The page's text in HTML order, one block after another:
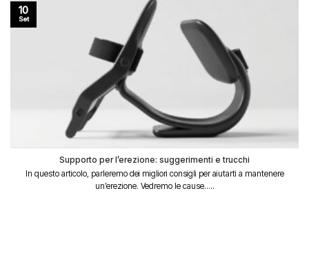
Supporto per l’erezione: suggerimenti e trucchi
In questo articolo, parleremo dei migliori consigli per aiutarti a mantenere
un’erezione. Vedremo le cause.....
10
Set